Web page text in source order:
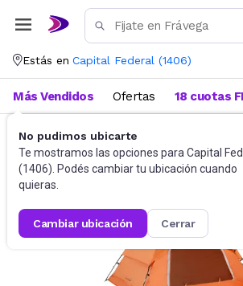
Estás en Capital Federal (1406)
No pudimos ubicarte
Te mostramos las opciones para Capital
(1406). Podés cambiar tu ubicación cuando
quieras.
cambiar ubicación cerrar
Más Vendidos Ofertas 18 cuotas
Camping y Aire Libre